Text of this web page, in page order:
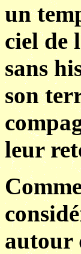
un
ciel de
sans
son
leur
autour